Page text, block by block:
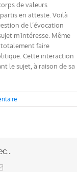
de valeurs
en atteste. Voilà
de l’évocation
m’intéresse. Même
totalement faire
Cette interaction
le sujet, à raison de sa
Email